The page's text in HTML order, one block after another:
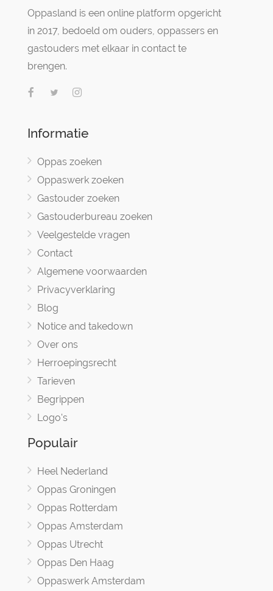
Oppasland is een online platform opgericht
in 2017, bedoeld om ouders, oppassers en
gastouders met elkaar in contact te
brengen.
Informatie
Oppas zoeken
Oppaswerk zoeken
Gastouder zoeken
Gastouderbureau zoeken
Veelgestelde vragen
Contact
Algemene voorwaarden
Privacyverklaring
Blog
Notice and takedown
Over ons
Herroepingsrecht
Tarieven
Begrippen
Logo's
Populair
Heel Nederland
Oppas Groningen
Oppas Rotterdam
Oppas Amsterdam
Oppas Utrecht
Oppas Den Haag
Oppaswerk Amsterdam